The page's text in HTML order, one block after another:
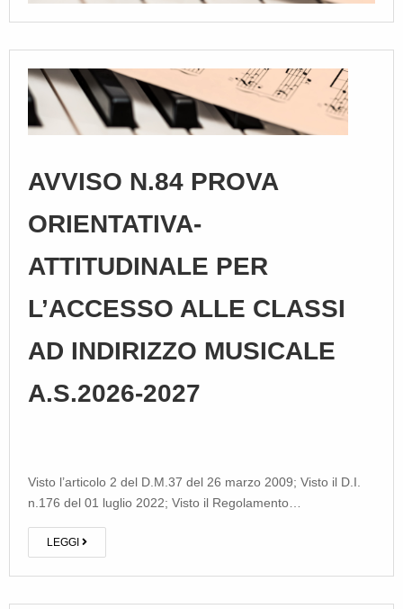
AVVISO N.84 PROVA
ORIENTATIVA-
ATTITUDINALE PER
L’ACCESSO ALLE CLASSI
AD INDIRIZZO MUSICALE
A.S.2026-2027
Visto l’articolo 2 del D.M.37 del 26 marzo 2009; Visto il D.I.
n.176 del 01 luglio 2022; Visto il Regolamento…
LEGGI